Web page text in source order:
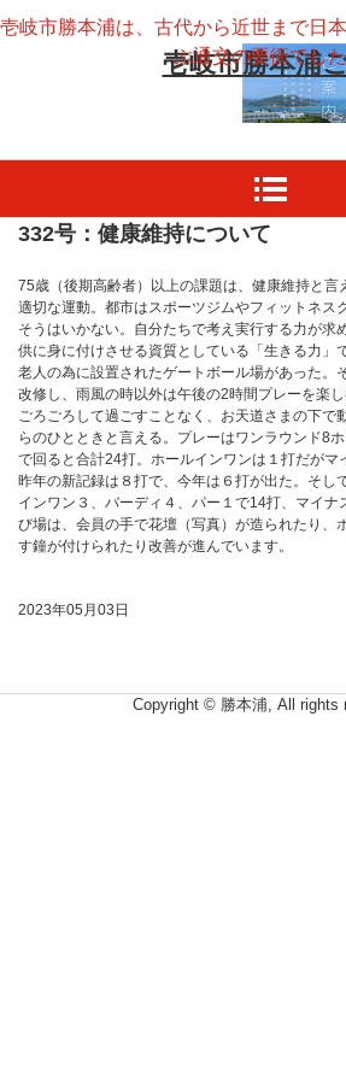
壱岐市勝本浦
壱岐市勝本浦は、古代から近世まで日
ぶ通交の要衝でし
332号：健康維持について
75歳（後期高齢者）以上の課題は、健康維持と言
適切な運動。都市はスポーツジムやフィットネス
そうはいかない。自分たちで考え実行する力が求
供に身に付けさせる資質としている「生きる力」
老人の為に設置されたゲートボール場があった。
改修し、雨風の時以外は午後の2時間プレーを楽
ごろごろして過ごすことなく、お天道さまの下で
らのひとときと言える。プレーはワンラウンド8
で回ると合計24打。ホールインワンは１打だがマ
昨年の新記録は８打で、今年は６打が出た。そし
インワン３、バーディ４、パー１で14打、マイナ
び場は、会員の手で花壇（写真）が造られたり、
す鐘が付けられたり改善が進んでいます。
2023年05月03日
Copyright © 勝本浦, All rights